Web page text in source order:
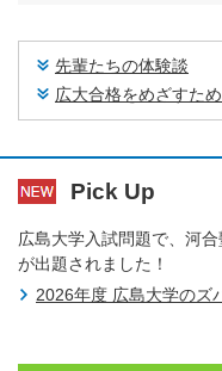
先輩たちの体験談
広大合格をめざすた
Pick Up
広島大学入試問題で、河
が出題されました！
2026年度 広島大学のズ